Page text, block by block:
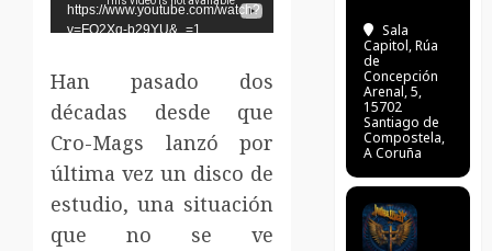
https://www.youtube.com/watch?
v=FO2Xq-b29YU&_=1
Han pasado dos
décadas desde que
Cro-Mags lanzó por
última vez un disco de
estudio, una situación
que no se ve
Sala
Capitol, Rúa
de
Concepción
Arenal, 5,
15702
Santiago de
Compostela,
A Coruña